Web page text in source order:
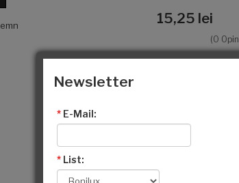
15,25 lei
(0
Spatule
sau zahar, si in
Newsletter
*E-Mail:
*List: